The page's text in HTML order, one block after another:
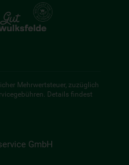
Mehrwertsteuer, zuzüglich
Details findest
GmbH